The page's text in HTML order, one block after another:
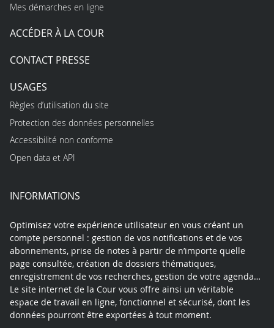
Mes démarches en ligne
ACCÉDER À LA COUR
CONTACT PRESSE
USAGES
Règles d’utilisation du site
Protection des données personnelles
Accessibilité non conforme
Open data et API
INFORMATIONS
Optimisez votre expérience utilisateur en vous créant un
compte personnel : gestion de vos notifications et de vos
abonnements, prise de notes à partir de n’importe quelle
page consultée, création de dossiers thématiques,
enregistrement de vos recherches, gestion de votre agenda…
Le site internet de la Cour vous offre ainsi un véritable
espace de travail en ligne, fonctionnel et sécurisé, dont les
données pourront être exportées à tout moment.